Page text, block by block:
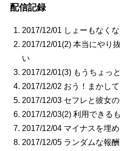
配信記録
2017/12/01 しょーもなく
2017/12/01(2) 本当にやり
い
2017/12/01(3) もうちょっ
2017/12/02 おう！まかして
2017/12/03 セフレと彼女
2017/12/03(2) 利用できる
2017/12/04 マイナスを埋
2017/12/05 ランダムな報酬